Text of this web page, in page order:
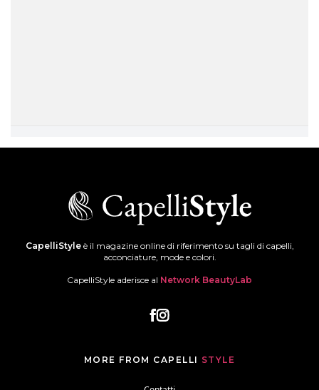
CapelliStyleè il magazine online di riferimento su tagli di capelli,
acconciature, mode e colori.
CapelliStyle aderisce al Network BeautyLab
MORE FROM CAPELLI STYLE